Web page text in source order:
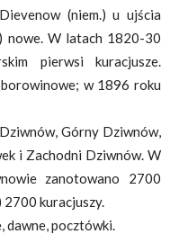
(niem.) u ujścia
nowe. W latach 1820-30
pierwsi kuracjusze.
w 1896 roku
Górny Dziwnów,
i Zachodni Dziwnów. W
zanotowano 2700
2700 kuracjuszy.
dawne, pocztówki.